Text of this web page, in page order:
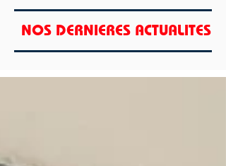
NOS DERNIERES ACTUALITES